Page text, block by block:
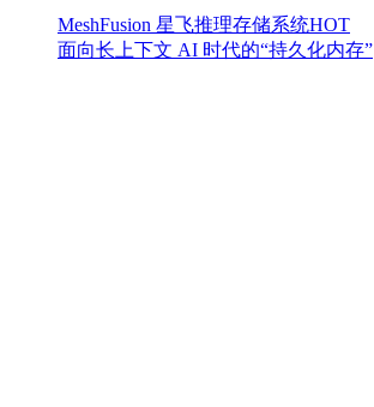
MeshFusion 星飞推理存储系统HOT
面向长上下文 AI 时代的“持久化内存”